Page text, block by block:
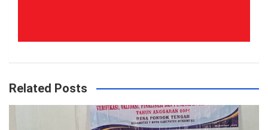
Related Posts